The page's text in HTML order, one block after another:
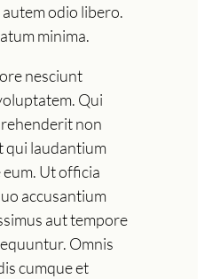
odio libero.
minima.
nesciunt
Qui
non
qui laudantium
Ut officia
accusantium
aut tempore
Omnis
cumque et